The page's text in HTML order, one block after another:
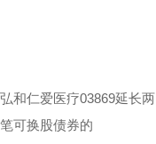
弘和仁爱医疗03869延长两
笔可换股债券的